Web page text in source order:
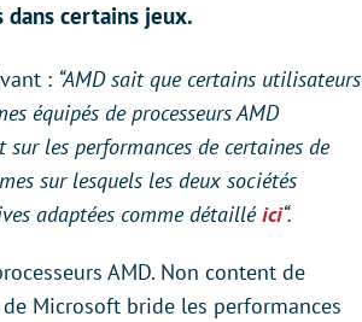
dans certains jeux.
: “AMD sait que certains utilisateurs
équipés de processeurs AMD
les performances de certaines de
sur lesquels les deux sociétés
adaptées comme détailléici“.
AMD. Non content de
Microsoft bride les performances